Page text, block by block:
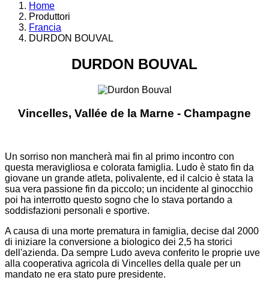
Home
Produttori
Francia
DURDON BOUVAL
DURDON BOUVAL
Vincelles, Vallée de la Marne - Champagne
Un sorriso non mancherà mai fin al primo incontro con
questa meravigliosa e colorata famiglia. Ludo è stato fin da
giovane un grande atleta, polivalente, ed il calcio è stata la
sua vera passione fin da piccolo; un incidente al ginocchio
poi ha interrotto questo sogno che lo stava portando a
soddisfazioni personali e sportive.
A causa di una morte prematura in famiglia, decise dal 2000
di iniziare la conversione a biologico dei 2,5 ha storici
dell'azienda. Da sempre Ludo aveva conferito le proprie uve
alla cooperativa agricola di Vincelles della quale per un
mandato ne era stato pure presidente.